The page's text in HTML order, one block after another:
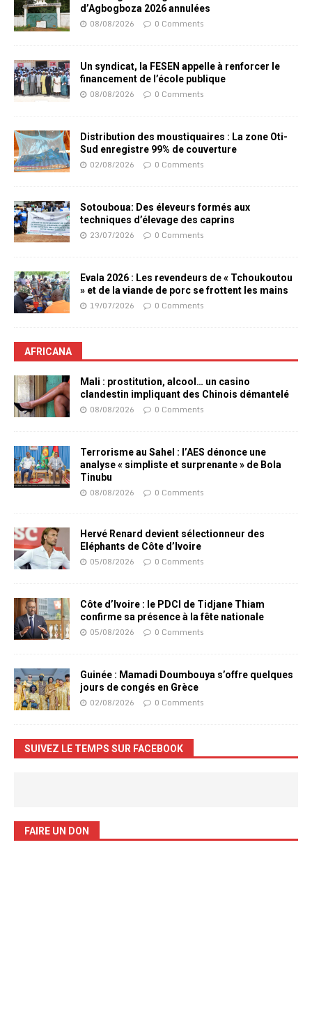
d’Agbogboza 2026 annulées
08/08/2026 0 Comments
Un syndicat, la FESEN appelle à renforcer le
financement de l’école publique
08/08/2026 0 Comments
Distribution des moustiquaires : La zone Oti-
Sud enregistre 99% de couverture
02/08/2026 0 Comments
Sotouboua: Des éleveurs formés aux
techniques d’élevage des caprins
23/07/2026 0 Comments
Evala 2026 : Les revendeurs de « Tchoukoutou
» et de la viande de porc se frottent les mains
19/07/2026 0 Comments
AFRICANA
Mali : prostitution, alcool… un casino
clandestin impliquant des Chinois démantelé
08/08/2026 0 Comments
Terrorisme au Sahel : l’AES dénonce une
analyse « simpliste et surprenante » de Bola
Tinubu
08/08/2026 0 Comments
Hervé Renard devient sélectionneur des
Eléphants de Côte d’Ivoire
05/08/2026 0 Comments
Côte d’Ivoire : le PDCI de Tidjane Thiam
confirme sa présence à la fête nationale
05/08/2026 0 Comments
Guinée : Mamadi Doumbouya s’offre quelques
jours de congés en Grèce
02/08/2026 0 Comments
SUIVEZ LE TEMPS SUR FACEBOOK
FAIRE UN DON